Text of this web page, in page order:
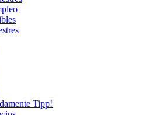
Tipp!